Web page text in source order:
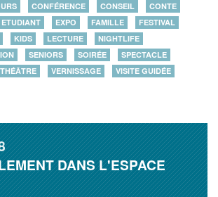
CONFÉRENCE CONSEIL
CONTE
ETUDIANT EXPO FAMILLE
FESTIVAL
KIDS LECTURE
NIGHTLIFE
SENIORS SOIRÉE
SPECTACLE
THÉÂTRE VERNISSAGE VISITE GUIDÉE
DANS L'ESPACE